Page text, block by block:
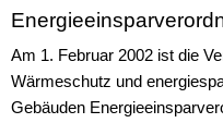
Am 1. Februar 2002 ist die
Wärmeschutz und
Gebäuden